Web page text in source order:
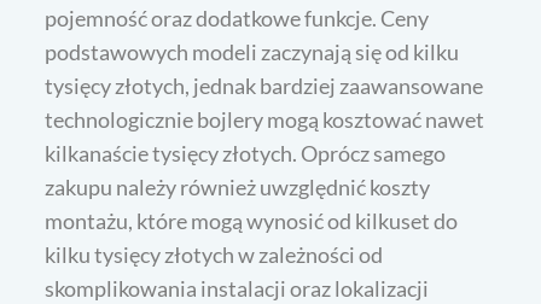
pojemność oraz dodatkowe funkcje. Ceny
podstawowych modeli zaczynają się od kilku
tysięcy złotych, jednak bardziej zaawansowane
technologicznie bojlery mogą kosztować nawet
kilkanaście tysięcy złotych. Oprócz samego
zakupu należy również uwzględnić koszty
montażu, które mogą wynosić od kilkuset do
kilku tysięcy złotych w zależności od
skomplikowania instalacji oraz lokalizacji